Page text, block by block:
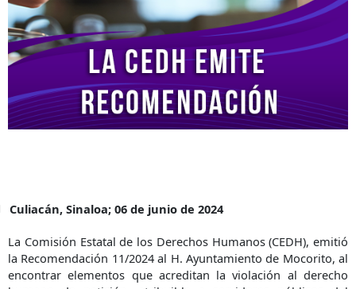
Culiacán, Sinaloa; 06 de junio de 2024
La Comisión Estatal de los Derechos Humanos (CEDH), emitió
la Recomendación 11/2024 al H. Ayuntamiento de Mocorito, al
encontrar elementos que acreditan la violación al derecho